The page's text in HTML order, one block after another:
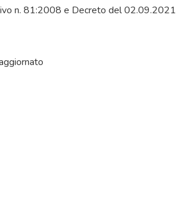
n. 81:2008 e Decreto del 02.09.2021